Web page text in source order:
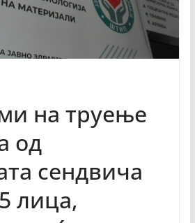
на труење
од
сендвича
лица,